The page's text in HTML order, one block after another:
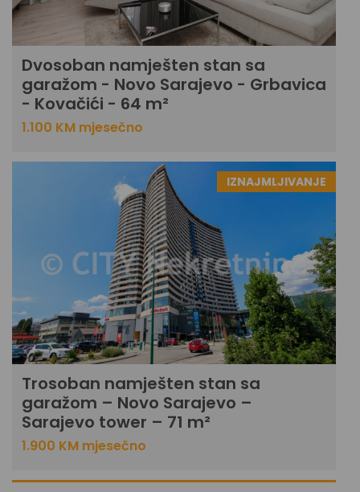
Dvosoban namješten stan sa
garažom - Novo Sarajevo - Grbavica
- Kovačići - 64 m²
1.100 KM mjesečno
IZNAJMLJIVANJE
Trosoban namješten stan sa
garažom – Novo Sarajevo –
Sarajevo tower – 71 m²
1.900 KM mjesečno